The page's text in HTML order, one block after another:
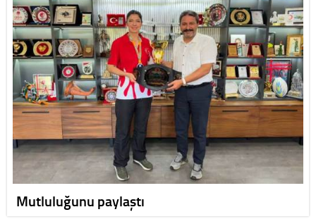
Mutluluğunu paylaştı